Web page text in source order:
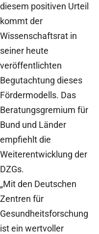
diesem positiven Urteil
kommt der
Wissenschaftsrat in
seiner heute
veröffentlichten
Begutachtung dieses
Fördermodells. Das
Beratungsgremium für
Bund und Länder
empfiehlt die
Weiterentwicklung der
DZGs.
„Mit den Deutschen
Zentren für
Gesundheitsforschung
ist ein wertvoller